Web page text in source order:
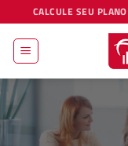
to
content
CALCULE SEU